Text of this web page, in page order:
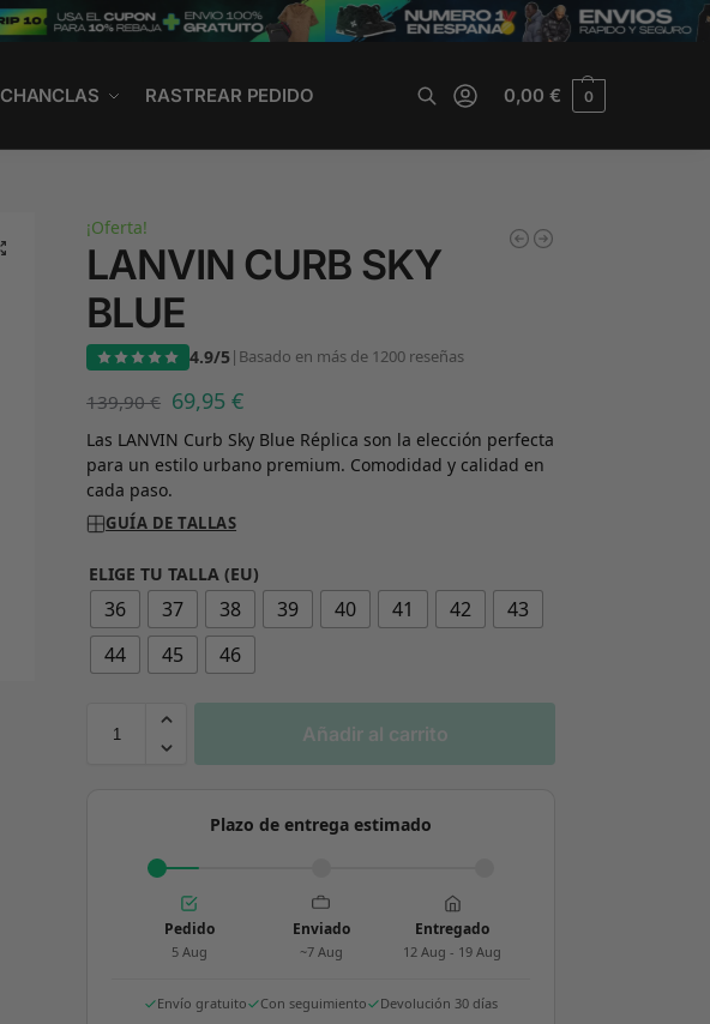
CHANCLAS RASTREAR PEDIDO 0,00€ 0
¡Oferta!
LANVIN CURB SKY
BLUE
4.9/5| Basado en más de 1200 reseñas
139,90€ 69,95€
Las LANVIN Curb Sky Blue Réplica son la elección perfecta
para un estilo urbano premium. Comodidad y calidad en
cada paso.
GUÍA DE TALLAS
ELIGE TU TALLA (EU)
36 37 38 39 40 41 42
43
44
45 46
Añadir al carrito
Plazo de entrega estimado
Pedido
5 Aug
Enviado
~7 Aug
Entregado
12 Aug - 19 Aug
Envío gratuito Con seguimiento Devolución 30 días